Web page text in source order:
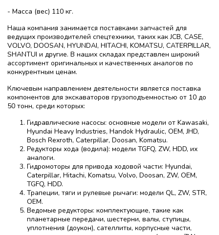
- Масса (вес) 110 кг.
Наша компания занимается поставками запчастей для
ведущих производителей спецтехники, таких как JCB, CASE,
VOLVO, DOOSAN, HYUNDAI, HITACHI, KOMATSU, CATERPILLAR,
SHANTUI и другие. В наших складах представлен широкий
ассортимент оригинальных и качественных аналогов по
конкурентным ценам.
Ключевым направлением деятельности является поставка
компонентов для экскаваторов грузоподъемностью от 10 до
50 тонн, среди которых:
Гидравлические насосы: основные модели от Kawasaki,
Hyundai Heavy Industries, Handok Hydraulic, OEM, JHD,
Bosch Rexroth, Caterpillar, Doosan, Komatsu.
Редукторы хода (водила): модели TGFQ, ZW, HDD, их
аналоги.
Гидромоторы для привода ходовой части: Hyundai,
Caterpillar, Hitachi, Komatsu, Volvo, Doosan, ZW, OEM,
TGFQ, HDD.
Трапеции, тяги и рулевые рычаги: модели QL, ZW, STR,
OEM.
Ведомые редукторы: комплектующие, такие как
планетарные передачи, шестерни, валы, ступицы,
уплотнения (доукон), сателлиты, корпусные части,